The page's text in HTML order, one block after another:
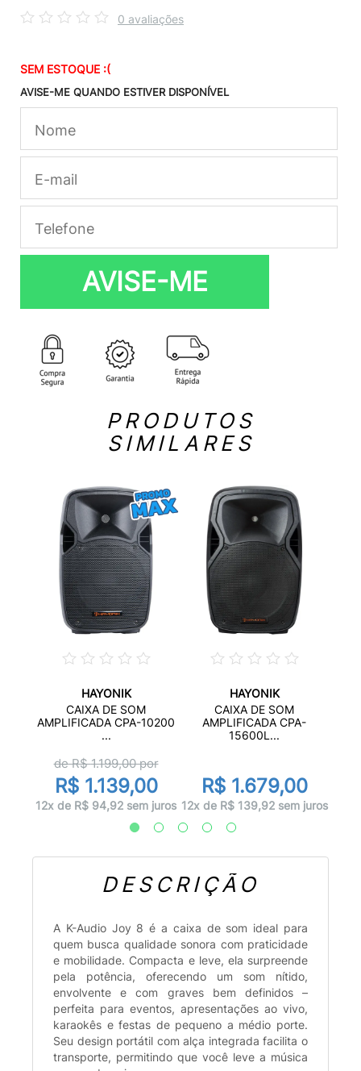
0 avaliações
SEM ESTOQUE :(
AVISE-ME QUANDO ESTIVER DISPONÍVEL
AVISE-ME
PRODUTOS
SIMILARES
HAYONIK
CAIXA DE SOM
AMPLIFICADA CPA-10200
...
de R$1.199,00por
R$ 1.139,00
12x de R$ 94,92 sem juros
HAYONIK
CAIXA DE SOM
AMPLIFICADA CPA-
15600L...
R$ 1.679,00
12x de R$ 139,92 sem juros
DESCRIÇÃO
A K-Audio Joy 8 é a caixa de som ideal para
quem busca qualidade sonora com praticidade
e mobilidade. Compacta e leve, ela surpreende
pela potência, oferecendo um som nítido,
envolvente e com graves bem definidos –
perfeita para eventos, apresentações ao vivo,
karaokês e festas de pequeno a médio porte.
Seu design portátil com alça integrada facilita o
transporte, permitindo que você leve a música